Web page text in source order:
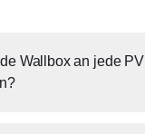
Wallbox an jede PV